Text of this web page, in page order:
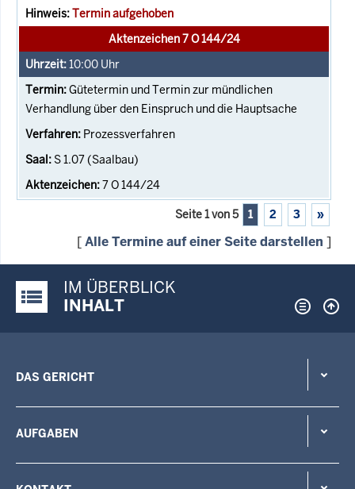
Termin aufgehoben
Aktenzeichen 7 O 144/24
10:00 Uhr
Gütetermin und Termin zur mündlichen
Verhandlung über den Einspruch und die Hauptsache
Prozessverfahren
S 1.07 (Saalbau)
7 O 144/24
Seite 1 von 5 1 2 3 »
[Alle Termine auf einer Seite darstellen ]
Justiz-Portal im Überblick:
IM ÜBERBLICK
INHALT
DAS GERICHT
AUFGABEN